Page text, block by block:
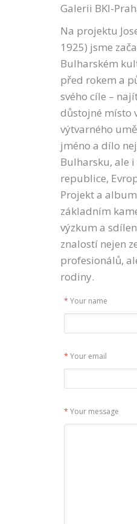
Galerii BKI-
Na projektu
1925) jsme
Bulharském
před rokem a
svého cíle –
důstojné místo
výtvarného
jméno a dílo
Bulharsku, ale i
republice,
Projekt a
základním
výzkum a
znalostí nejen
profesionálů,
rodiny.
* Your name
* Your email
* Your message